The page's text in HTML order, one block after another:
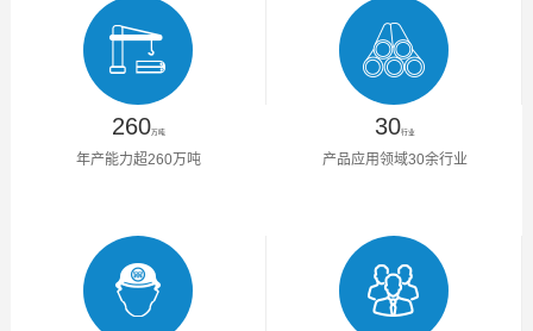
260万吨
年产能力超260万吨
30行业
产品应用领域30余行业